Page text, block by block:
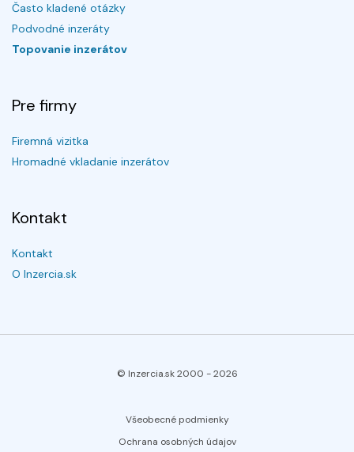
Často kladené otázky
Podvodné inzeráty
Topovanie inzerátov
Pre firmy
Firemná vizitka
Hromadné vkladanie inzerátov
Kontakt
Kontakt
O Inzercia.sk
© Inzercia.sk 2000 -2026
Všeobecné podmienky
Ochrana osobných údajov